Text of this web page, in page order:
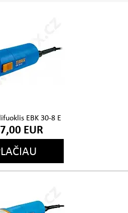
EBK 30-8 E
EUR